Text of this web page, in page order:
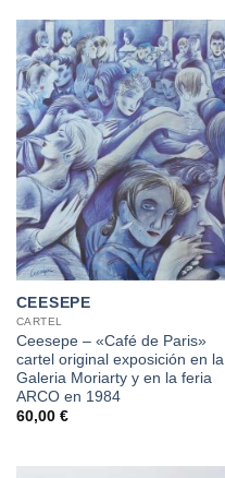
CEESEPE
CARTEL
Ceesepe – «Café de Paris»
cartel original exposición en la
Galeria Moriarty y en la feria
ARCO en 1984
60,00 €